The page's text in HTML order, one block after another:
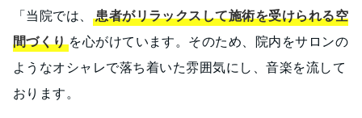
「当院では、
患者がリラックスして施術を受けられる空
間づくり を心がけています。そのため、院内をサロンの
ようなオシャレで落ち着いた雰囲気にし、音楽を流して
おります。